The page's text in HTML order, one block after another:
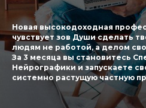
Новая высокодоходная
чувствует зов Души сделать
людям не работой, а делом
За 3 месяца вы становитесь
Нейрографики и запускаете
системно растущую частную